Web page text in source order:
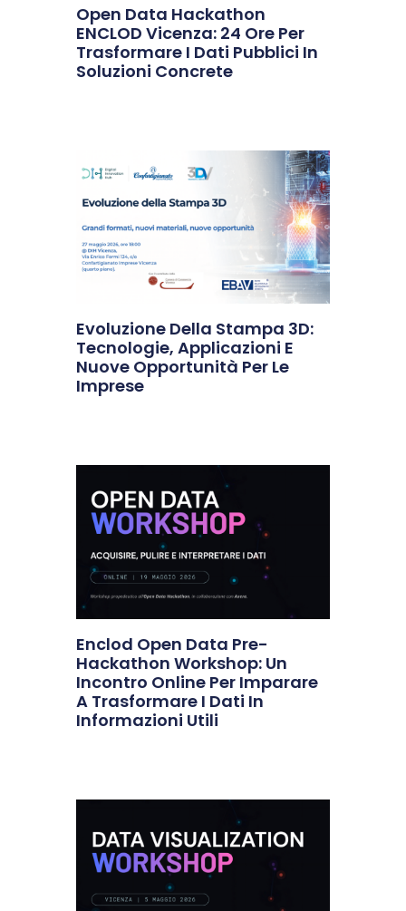
Open Data Hackathon
ENCLOD Vicenza: 24 Ore Per
Trasformare I Dati Pubblici In
Soluzioni Concrete
Evoluzione Della Stampa 3D:
Tecnologie, Applicazioni E
Nuove Opportunità Per Le
Imprese
Enclod Open Data Pre-
Hackathon Workshop: Un
Incontro Online Per Imparare
A Trasformare I Dati In
Informazioni Utili